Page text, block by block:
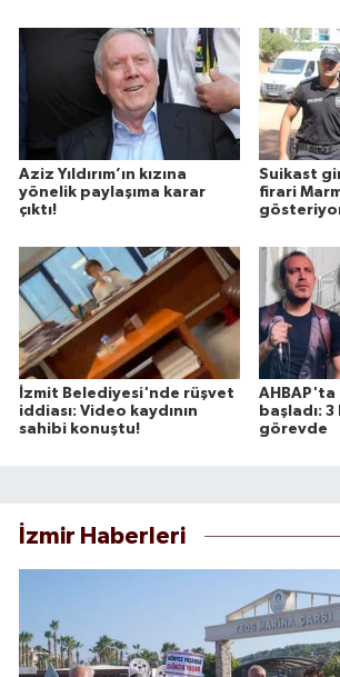
Aziz Yıldırım’ın kızına
yönelik paylaşıma karar
çıktı!
Suikast
firari
İzmit Belediyesi'nde rüşvet
iddiası: Video kaydının
sahibi konuştu!
AHBAP'ta
başladı:
görevde
İzmir Haberleri